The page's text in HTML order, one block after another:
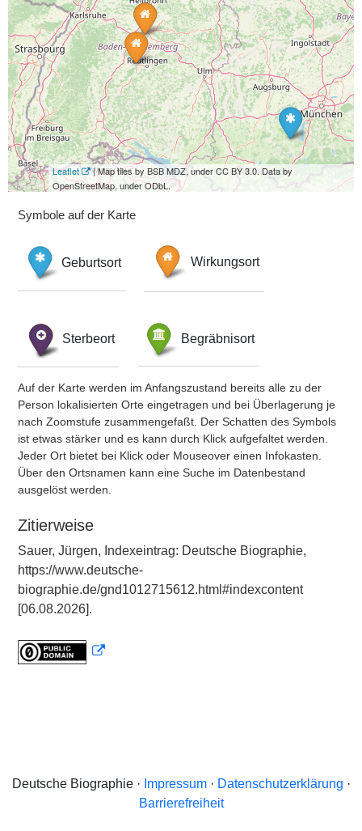
Leaflet
| Map tiles by BSB MDZ, under CC BY 3.0. Data by
OpenStreetMap, under ODbL.
Symbole auf der Karte
Geburtsort Wirkungsort
Sterbeort Begräbnisort
Auf der Karte werden im Anfangszustand bereits alle zu der
Person lokalisierten Orte eingetragen und bei Überlagerung je
nach Zoomstufe zusammengefaßt. Der Schatten des Symbols
ist etwas stärker und es kann durch Klick aufgefaltet werden.
Jeder Ort bietet bei Klick oder Mouseover einen Infokasten.
Über den Ortsnamen kann eine Suche im Datenbestand
ausgelöst werden.
Zitierweise
Sauer, Jürgen, Indexeintrag: Deutsche Biographie,
https://www.deutsche-
biographie.de/gnd1012715612.html#indexcontent
[06.08.2026].
Deutsche Biographie · Impressum· Datenschutzerklärung ·
Barrierefreiheit